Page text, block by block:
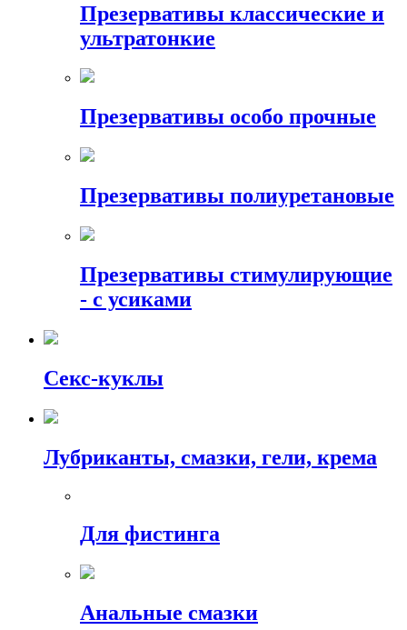
Презервативы классические и
ультратонкие
Презервативы особо прочные
Презервативы полиуретановые
Презервативы стимулирующие
- с усиками
Секс-куклы
Лубриканты, смазки, гели, крема
Для фистинга
Анальные смазки